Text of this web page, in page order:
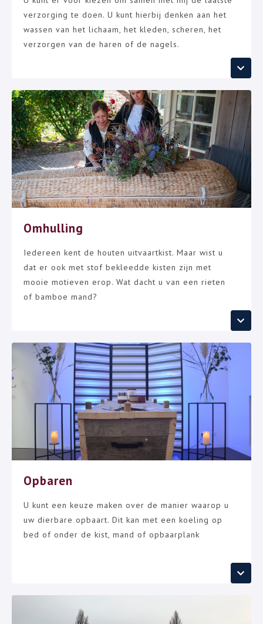
verzorging te doen. U kunt hierbij denken aan het
wassen van het lichaam, het kleden, scheren, het
verzorgen van de haren of de nagels.
Omhulling
Iedereen kent de houten uitvaartkist. Maar wist u
dat er ook met stof bekleedde kisten zijn met
mooie motieven erop. Wat dacht u van een rieten
of bamboe mand?
Opbaren
U kunt een keuze maken over de manier waarop u
uw dierbare opbaart. Dit kan met een koeling op
bed of onder de kist, mand of opbaarplank